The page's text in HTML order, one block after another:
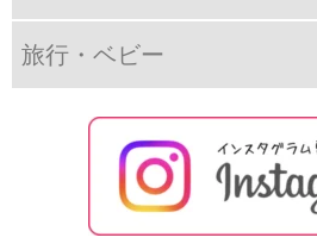
旅行・ベビー